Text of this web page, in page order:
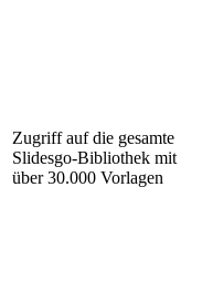
Zugriff auf die gesamte
Slidesgo-Bibliothek mit
über 30.000 Vorlagen